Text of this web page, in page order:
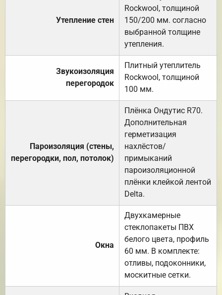
Утепление стен
Rockwool, толщиной
150/200 мм. согласно
выбранной толщине
утепления.
Звукоизоляция
перегородок
Плитный утеплитель
Rockwool, толщиной
100 мм.
Пароизоляция (стены,
перегородки, пол, потолок)
Плёнка Ондутис R70.
Дополнительная
герметизация
нахлёстов/
примыканий
пароизоляционной
плёнки клейкой лентой
Delta.
Окна
Двухкамерные
стеклопакеты ПВХ
белого цвета, профиль
60 мм. В комплекте:
отливы, подоконники,
москитные сетки.